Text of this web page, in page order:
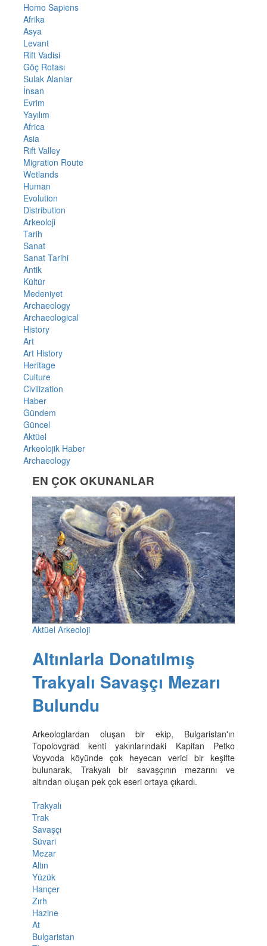
Homo Sapiens
Afrika
Asya
Levant
Rift Vadisi
Göç Rotası
Sulak Alanlar
İnsan
Evrim
Yayılım
Africa
Asia
Rift Valley
Migration Route
Wetlands
Human
Evolution
Distribution
Arkeoloji
Tarih
Sanat
Sanat Tarihi
Antik
Kültür
Medeniyet
Archaeology
Archaeological
History
Art
Art History
Heritage
Culture
Civilization
Haber
Gündem
Güncel
Aktüel
Arkeolojik Haber
Archaeology
EN ÇOK OKUNANLAR
Aktüel Arkeoloji
Altınlarla Donatılmış
Trakyalı Savaşçı Mezarı
Bulundu
Arkeologlardan oluşan bir ekip, Bulgaristan'ın
Topolovgrad kenti yakınlarındaki Kapitan Petko
Voyvoda köyünde çok heyecan verici bir keşifte
bulunarak, Trakyalı bir savaşçının mezarını ve
altından oluşan pek çok eseri ortaya çıkardı.
Trakyalı
Trak
Savaşçı
Süvari
Mezar
Altın
Yüzük
Hançer
Zırh
Hazine
At
Bulgaristan